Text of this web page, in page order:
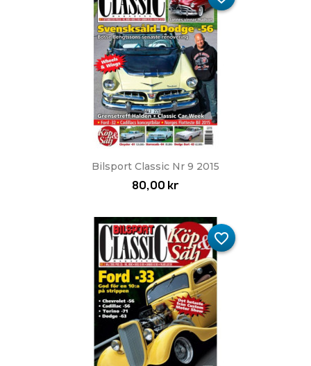
Bilsport Classic Nr 9 2015
80,00 kr
favorite_border